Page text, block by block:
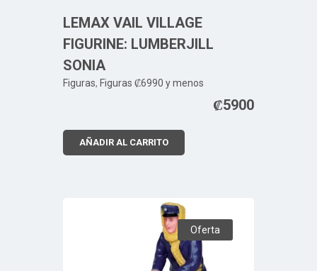
LEMAX VAIL VILLAGE
FIGURINE: LUMBERJILL
SONIA
Figuras, Figuras ₡6990 y menos
₡5900
AÑADIR AL CARRITO
Oferta